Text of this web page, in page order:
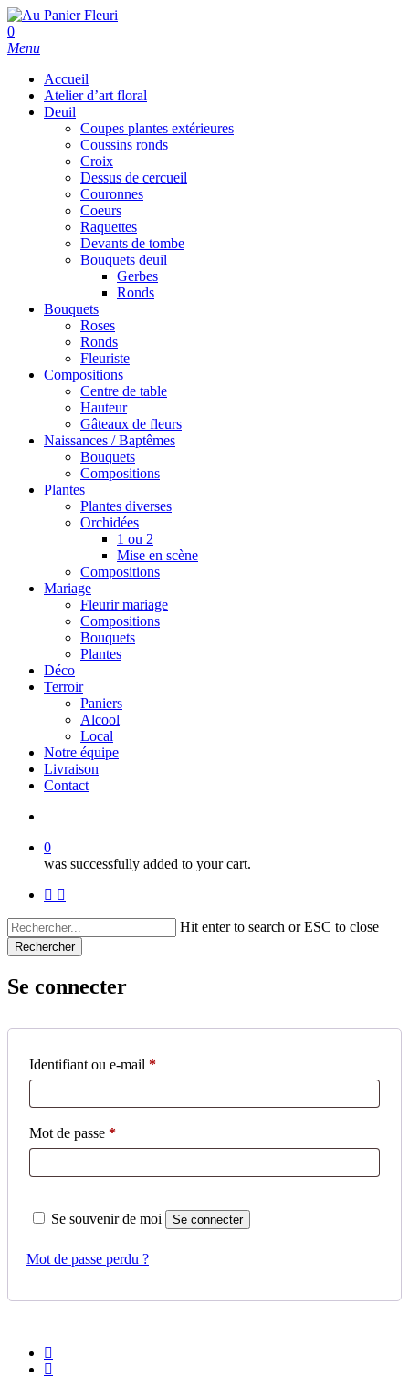
Skip
to
main
search
0
Menu
Accueil
Atelier d’art floral
Deuil
Coupes plantes extérieures
Coussins ronds
Croix
Dessus de cercueil
Couronnes
Coeurs
Raquettes
Devants de tombe
Bouquets deuil
Gerbes
Ronds
Bouquets
Roses
Ronds
Fleuriste
Compositions
Centre de table
Hauteur
Gâteaux de fleurs
Naissances / Baptêmes
Bouquets
Compositions
Plantes
Plantes diverses
Orchidées
1 ou 2
Mise en scène
Compositions
Mariage
Fleurir mariage
Compositions
Bouquets
Plantes
Déco
Terroir
Paniers
Alcool
Local
Notre équipe
Livraison
Contact
0
was successfully added to your cart.
facebook
instagram
Hit enter to search or ESC to close
Rechercher
Search
Se connecter
Identifiant ou e-mail *Obligatoire
Mot de passe *Obligatoire
Se souvenir de moi Se connecter
Mot de passe perdu ?
facebook
instagram